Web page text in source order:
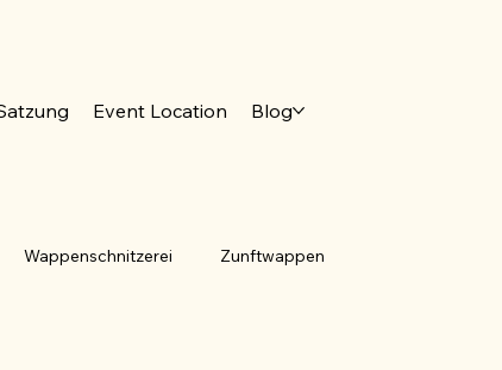
Event Location Blog
Wappenschnitzerei Zunftwappen